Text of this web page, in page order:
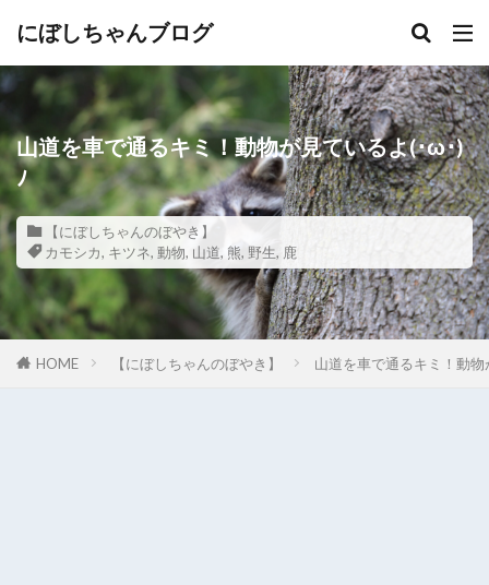
にぼしちゃんブログ
山道を車で通るキミ！動物が見ているよ(･ω･)
ﾉ
【にぼしちゃんのぼやき】
カモシカ, キツネ, 動物, 山道, 熊, 野生, 鹿
HOME 【にぼしちゃんのぼやき】 山道を車で通るキミ！動